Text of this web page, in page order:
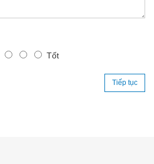
Tốt
Tiếp tục